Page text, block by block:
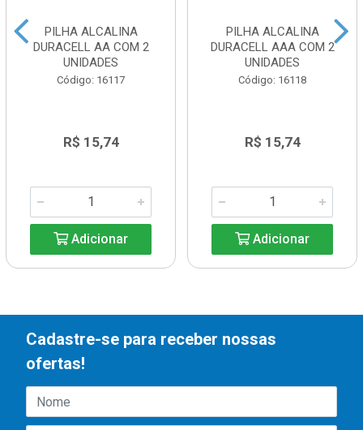
PILHA ALCALINA
DURACELL AA COM 2
UNIDADES
Código: 16117
R$ 15,74
Adicionar
PILHA ALCALINA
DURACELL AAA COM 2
UNIDADES
Código: 16118
R$ 15,74
Adicionar
Cadastre-se para receber nossas
ofertas!